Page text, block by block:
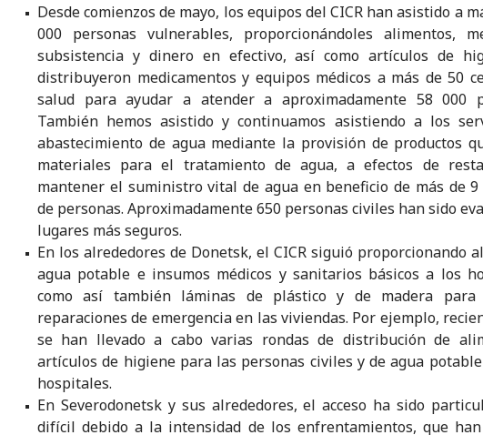
Desde comienzos de mayo, los equipos del CICR han asistido a
000 personas vulnerables, proporcionándoles alimentos,
subsistencia y dinero en efectivo, así como artículos de
distribuyeron medicamentos y equipos médicos a más de 50
salud para ayudar a atender a aproximadamente 58 000
También hemos asistido y continuamos asistiendo a los
abastecimiento de agua mediante la provisión de productos
materiales para el tratamiento de agua, a efectos de
mantener el suministro vital de agua en beneficio de más de
de personas. Aproximadamente 650 personas civiles han sido
lugares más seguros.
En los alrededores de Donetsk, el CICR siguió proporcionando
agua potable e insumos médicos y sanitarios básicos a los
como así también láminas de plástico y de madera para
reparaciones de emergencia en las viviendas. Por ejemplo,
se han llevado a cabo varias rondas de distribución de
artículos de higiene para las personas civiles y de agua
hospitales.
En Severodonetsk y sus alrededores, el acceso ha sido
difícil debido a la intensidad de los enfrentamientos, que han